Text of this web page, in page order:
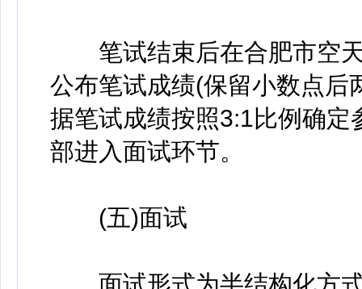
笔试结束后在合肥市空天
公布笔试成绩(保留小数点后
据笔试成绩按照3:1比例确
部进入面试环节。
(五)面试